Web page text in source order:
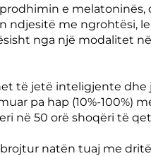
e
ndjesitë me ngrohtësi,
nga një modalitet
të jetë inteligjente dhe
pa hap (10%-100%)
në 50 orë shoqëri të
natën tuaj me